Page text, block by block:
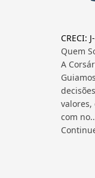
CRECI:
Quem
A
com